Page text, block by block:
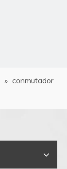
» conmutador